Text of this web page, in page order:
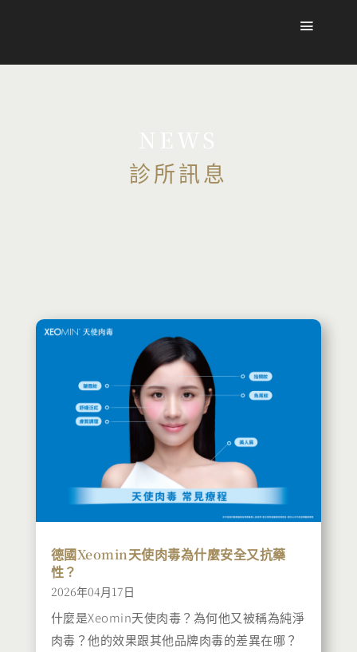
診所訊息
德國Xeomin天使肉毒為什麼安全又抗藥
性？
2026年04月17日
什麼是Xeomin天使肉毒？為何他又被稱為純淨
肉毒？他的效果跟其他品牌肉毒的差異在哪？